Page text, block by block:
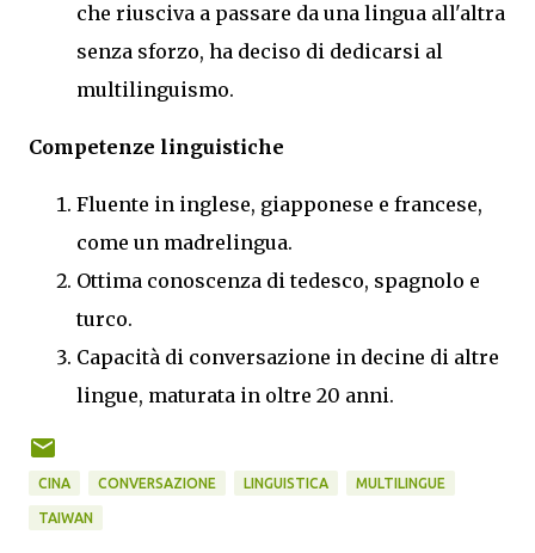
che riusciva a passare da una lingua all'altra
senza sforzo, ha deciso di dedicarsi al
multilinguismo.
Competenze linguistiche
Fluente in inglese, giapponese e francese,
come un madrelingua.
Ottima conoscenza di tedesco, spagnolo e
turco.
Capacità di conversazione in decine di altre
lingue, maturata in oltre 20 anni.
CINA CONVERSAZIONE LINGUISTICA MULTILINGUE
TAIWAN